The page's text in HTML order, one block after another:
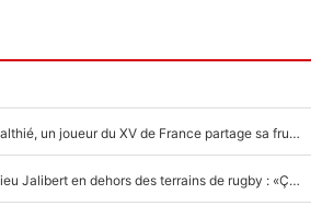
Mis de côté par Fabien Galthié, un joueur du XV de France partage sa frustration : «ils ne me l’ont pas dit tout de suite»
La raison d'être de Matthieu Jalibert en dehors des terrains de rugby : «Ça m'atteint autant que si tu touches à un membre de ma famille»